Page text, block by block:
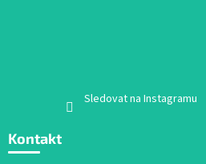
Sledovat na Instagramu
Kontakt